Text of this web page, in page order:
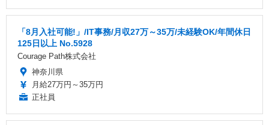
「8月入社可能!」/IT事務/月収27万～35万/未経験OK/年間休日
125日以上 No.5928
Courage Path株式会社
神奈川県
月給27万円～35万円
正社員